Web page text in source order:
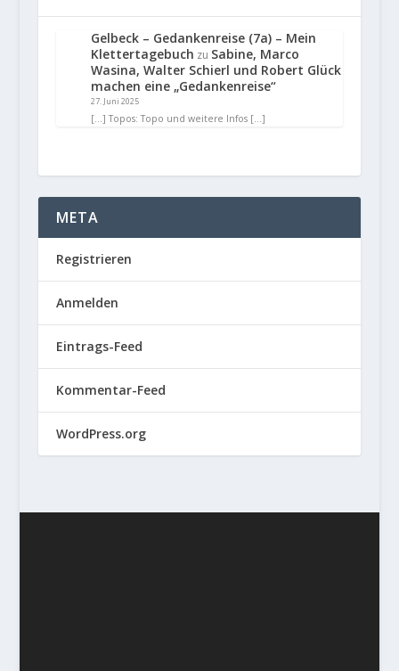
Gelbeck – Gedankenreise (7a) – Mein
Klettertagebuch zu Sabine, Marco
Wasina, Walter Schierl und Robert Glück
machen eine „Gedankenreise“
27. Juni 2025
[…] Topos: Topo und weitere Infos […]
META
Registrieren
Anmelden
Eintrags-Feed
Kommentar-Feed
WordPress.org